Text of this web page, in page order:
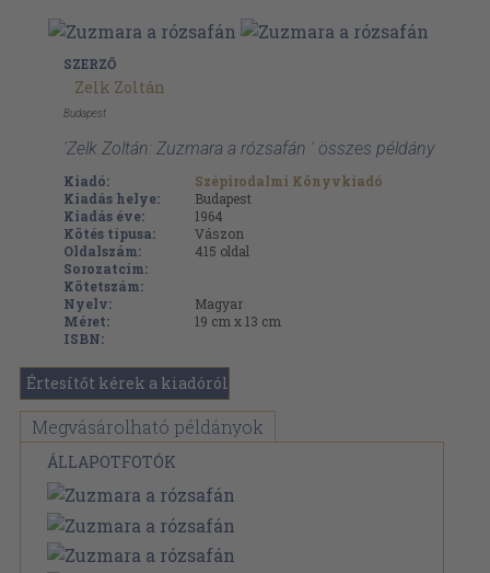
SZERZŐ
Zelk Zoltán
Budapest
'Zelk Zoltán: Zuzmara a rózsafán ' összes példány
Kiadó:
Szépirodalmi Könyvkiadó
Kiadás helye:
Budapest
Kiadás éve:
1964
Kötés típusa:
Vászon
Oldalszám:
415 oldal
Sorozatcím:
Kötetszám:
Nyelv:
Magyar
Méret:
19 cm x 13 cm
ISBN:
Értesítőt kérek a kiadóról
Megvásárolható példányok
ÁLLAPOTFOTÓK